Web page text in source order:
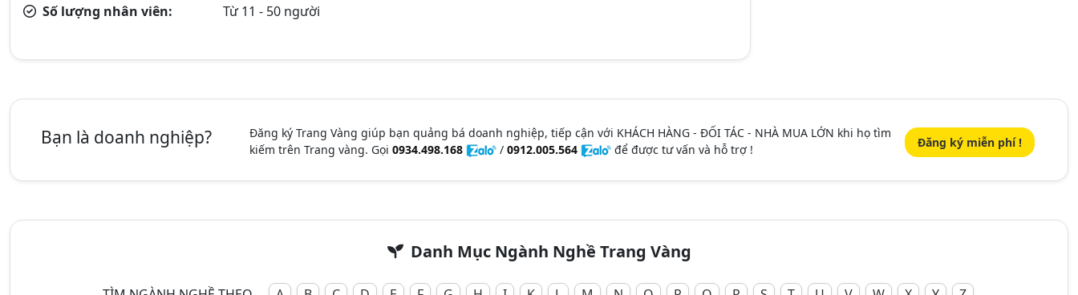
Số lượng nhân viên:
Từ 11 - 50 người
Bạn là doanh nghiệp?
Đăng ký Trang Vàng giúp bạn quảng bá doanh nghiệp, tiếp cận với KHÁCH HÀNG - ĐỐI TÁC - NHÀ MUA LỚN khi họ tìm
kiếm trên Trang vàng. Gọi 0934.498.168 / 0912.005.564 để được tư vấn và hỗ trợ ! Đăng ký miễn phí !
Danh Mục Ngành Nghề Trang Vàng